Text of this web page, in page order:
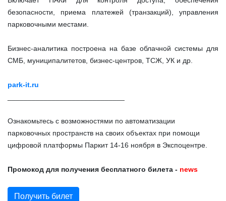
безопасности, приема платежей (транзакций), управления
парковочными местами.
Бизнес-аналитика построена на базе облачной системы для
СМБ, муниципалитетов, бизнес-центров, ТСЖ, УК и др.
park-it.ru
Ознакомьтесь с возможностями по автоматизации
парковочных пространств на своих объектах при помощи
цифровой платформы Паркит 14-16 ноября в Экспоцентре.
Промокод для получения бесплатного билета - news
Получить билет